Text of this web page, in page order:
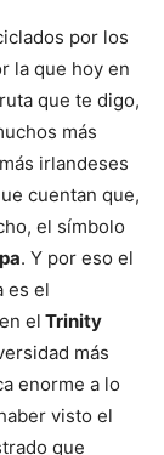
por los
la que hoy en
que te digo,
más
irlandeses
cuentan que,
el símbolo
. Y por eso el
es el
el Trinity
más
enorme a lo
visto el
que